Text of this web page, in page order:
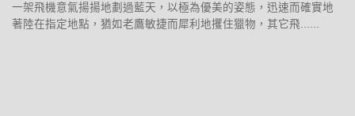
一架飛機意氣揚揚地劃過藍天，以極為優美的姿態，迅速而確實地
著陸在指定地點，猶如老鷹敏捷而犀利地攫住獵物，其它飛......